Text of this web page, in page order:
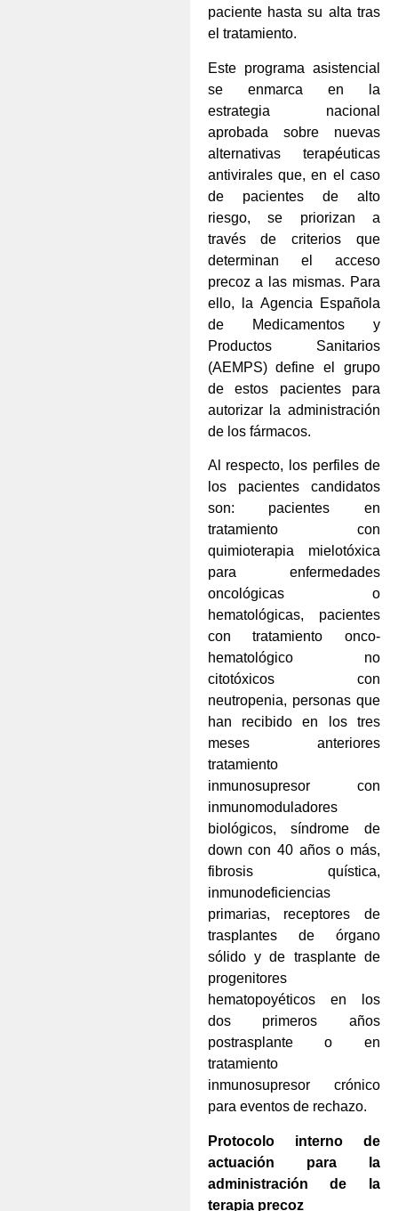
paciente hasta su alta tras
el tratamiento.
Este programa asistencial
se enmarca en la
estrategia nacional
aprobada sobre nuevas
alternativas terapéuticas
antivirales que, en el caso
de pacientes de alto
riesgo, se priorizan a
través de criterios que
determinan el acceso
precoz a las mismas. Para
ello, la Agencia Española
de Medicamentos y
Productos Sanitarios
(AEMPS) define el grupo
de estos pacientes para
autorizar la administración
de los fármacos.
Al respecto, los perfiles de
los pacientes candidatos
son: pacientes en
tratamiento con
quimioterapia mielotóxica
para enfermedades
oncológicas o
hematológicas, pacientes
con tratamiento onco-
hematológico no
citotóxicos con
neutropenia, personas que
han recibido en los tres
meses anteriores
tratamiento
inmunosupresor con
inmunomoduladores
biológicos, síndrome de
down con 40 años o más,
fibrosis quística,
inmunodeficiencias
primarias, receptores de
trasplantes de órgano
sólido y de trasplante de
progenitores
hematopoyéticos en los
dos primeros años
postrasplante o en
tratamiento
inmunosupresor crónico
para eventos de rechazo.
Protocolo interno de
actuación para la
administración de la
terapia precoz